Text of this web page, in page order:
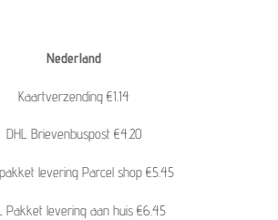
Nederland
Kaartverzending €1.14
DHL Brievenbuspost €4.20
levering Parcel shop €5.45
Pakket levering aan huis €6.45